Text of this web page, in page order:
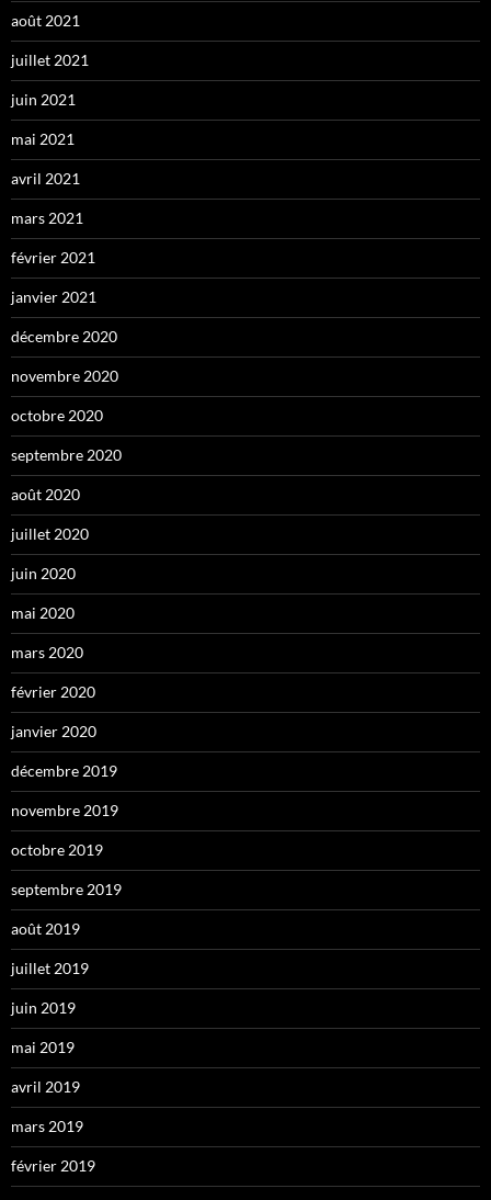
août 2021
juillet 2021
juin 2021
mai 2021
avril 2021
mars 2021
février 2021
janvier 2021
décembre 2020
novembre 2020
octobre 2020
septembre 2020
août 2020
juillet 2020
juin 2020
mai 2020
mars 2020
février 2020
janvier 2020
décembre 2019
novembre 2019
octobre 2019
septembre 2019
août 2019
juillet 2019
juin 2019
mai 2019
avril 2019
mars 2019
février 2019